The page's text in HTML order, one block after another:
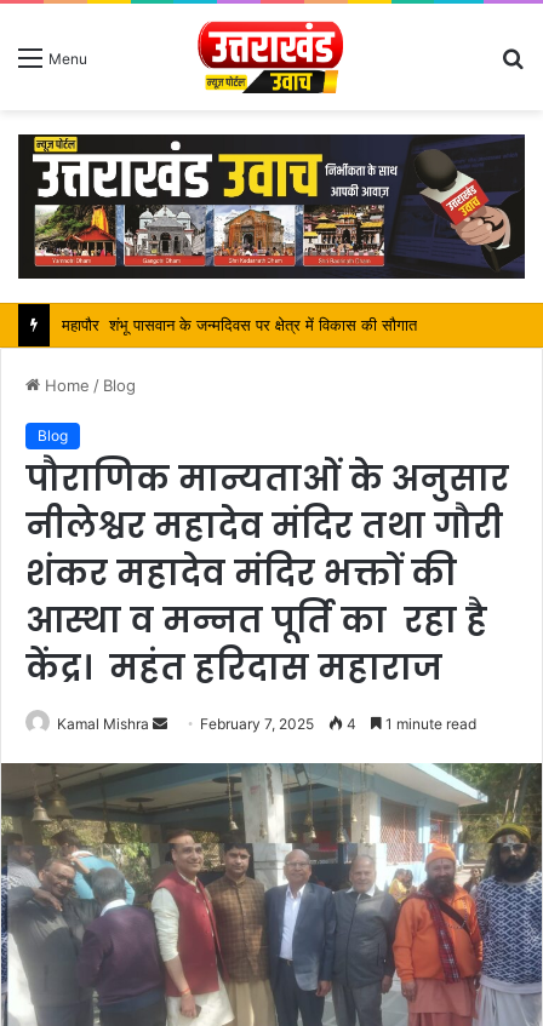
Menu
Home / Blog
Blog
पौराणिक मान्यताओं के अनुसार
नीलेश्वर महादेव मंदिर तथा गौरी
शंकर महादेव मंदिर भक्तों की
आस्था व मन्नत पूर्ति का रहा है
केंद्र। महंत हरिदास महाराज
Kamal Mishra
Send
email
February 7, 2025 4 1 minute read